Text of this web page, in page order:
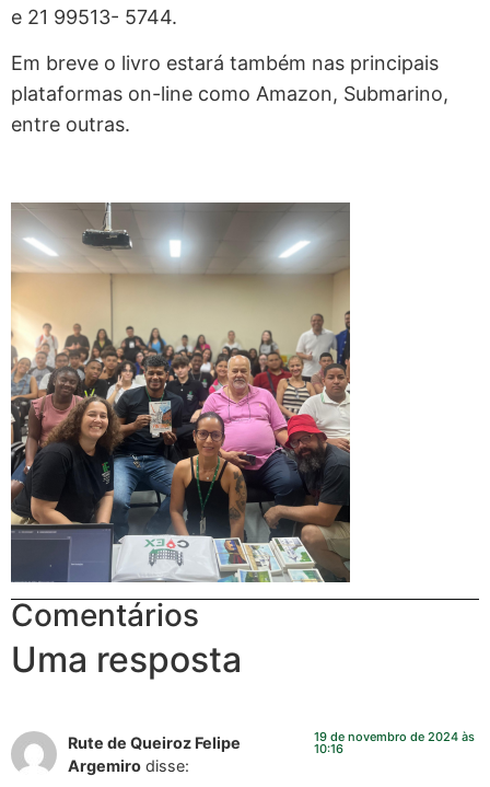
e 21 99513- 5744.
Em breve o livro estará também nas principais
plataformas on-line como Amazon, Submarino,
entre outras.
Comentários
Uma resposta
Rute de Queiroz Felipe
Argemiro disse:
19 de novembro de 2024 às
10:16